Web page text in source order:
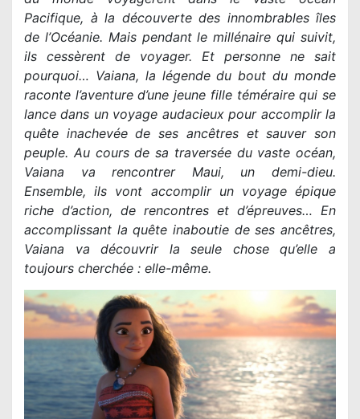
Pacifique, à la découverte des innombrables îles
de l’Océanie. Mais pendant le millénaire qui suivit,
ils cessèrent de voyager. Et personne ne sait
pourquoi… Vaiana, la légende du bout du monde
raconte l’aventure d’une jeune fille téméraire qui se
lance dans un voyage audacieux pour accomplir la
quête inachevée de ses ancêtres et sauver son
peuple. Au cours de sa traversée du vaste océan,
Vaiana va rencontrer Maui, un demi-dieu.
Ensemble, ils vont accomplir un voyage épique
riche d’action, de rencontres et d’épreuves… En
accomplissant la quête inaboutie de ses ancêtres,
Vaiana va découvrir la seule chose qu’elle a
toujours cherchée : elle-même.